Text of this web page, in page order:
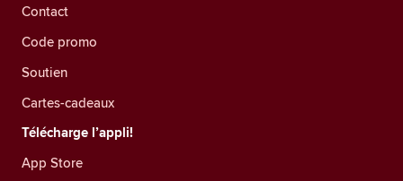
Contact
Code promo
Soutien
Cartes-cadeaux
Télécharge l’appli!
App Store